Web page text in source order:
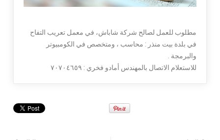
مطلوب للعمل لصالح شركة شاباش، في معمل تعريب التفاح
في بلدة بيت منذر : محاسب ، ومتخصص في الكومبيوتر
والبرمجة .
للاستعلام الاتصال بالمهندس أمادو فخري : ٧٠٧٠٤٦٥٩